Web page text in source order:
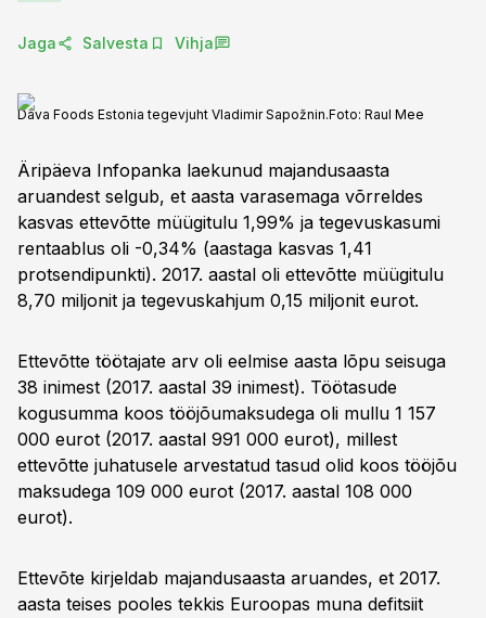
Jaga Salvesta Vihja
Dava Foods Estonia tegevjuht Vladimir Sapožnin.Foto: Raul Mee
Äripäeva Infopanka laekunud majandusaasta
aruandest selgub, et aasta varasemaga võrreldes
kasvas ettevõtte müügitulu 1,99% ja tegevuskasumi
rentaablus oli -0,34% (aastaga kasvas 1,41
protsendipunkti). 2017. aastal oli ettevõtte müügitulu
8,70 miljonit ja tegevuskahjum 0,15 miljonit eurot.
Ettevõtte töötajate arv oli eelmise aasta lõpu seisuga
38 inimest (2017. aastal 39 inimest). Töötasude
kogusumma koos tööjõumaksudega oli mullu 1 157
000 eurot (2017. aastal 991 000 eurot), millest
ettevõtte juhatusele arvestatud tasud olid koos tööjõu
maksudega 109 000 eurot (2017. aastal 108 000
eurot).
Ettevõte kirjeldab majandusaasta aruandes, et 2017.
aasta teises pooles tekkis Euroopas muna defitsiit